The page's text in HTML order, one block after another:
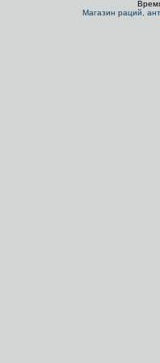
Магазин раций,